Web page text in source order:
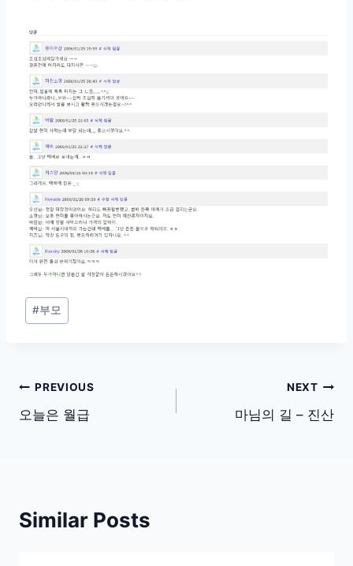
Post
Tags:
#부모
글
탐
PREVIOUS
오늘은 월급
NEXT
마님의 길 – 진산
Similar Posts